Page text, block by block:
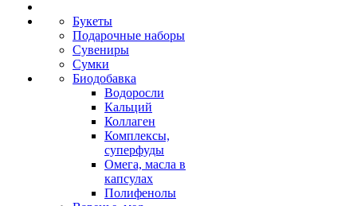
Букеты
Подарочные наборы
Сувениры
Сумки
Биодобавка
Водоросли
Кальций
Коллаген
Комплексы,
суперфуды
Омега, масла в
капсулах
Полифенолы